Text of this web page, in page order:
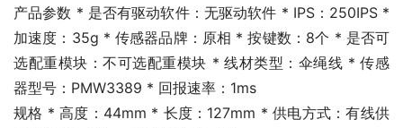
产品参数 * 是否有驱动软件：无驱动软件 * IPS：250IPS *
加速度：35g * 传感器品牌：原相 * 按键数：8个 * 是否可
选配重模块：不可选配重模块 * 线材类型：伞绳线 * 传感
器型号：PMW3389 * 回报速率：1ms
规格 * 高度：44mm * 长度：127mm * 供电方式：有线供